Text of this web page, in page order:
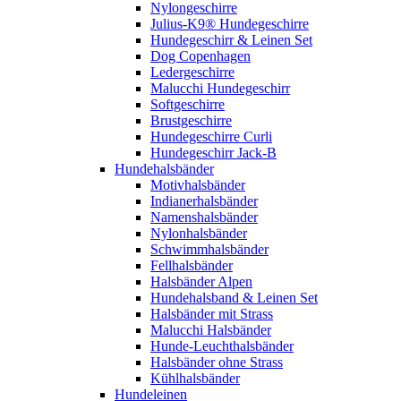
Nylongeschirre
Julius-K9® Hundegeschirre
Hundegeschirr & Leinen Set
Dog Copenhagen
Ledergeschirre
Malucchi Hundegeschirr
Softgeschirre
Brustgeschirre
Hundegeschirre Curli
Hundegeschirr Jack-B
Hundehalsbänder
Motivhalsbänder
Indianerhalsbänder
Namenshalsbänder
Nylonhalsbänder
Schwimmhalsbänder
Fellhalsbänder
Halsbänder Alpen
Hundehalsband & Leinen Set
Halsbänder mit Strass
Malucchi Halsbänder
Hunde-Leuchthalsbänder
Halsbänder ohne Strass
Kühlhalsbänder
Hundeleinen